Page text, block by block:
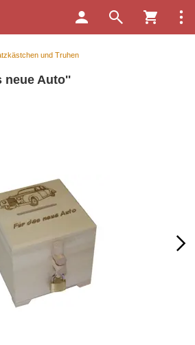
und Truhen
neue Auto''